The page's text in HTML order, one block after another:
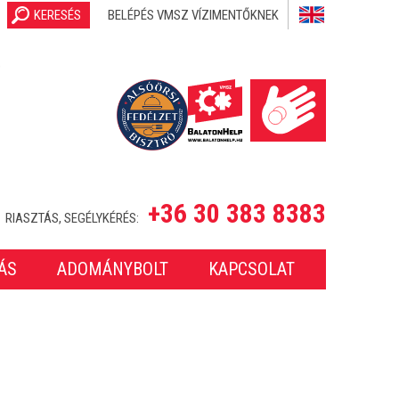
KERESÉS BELÉPÉS VMSZ VÍZIMENTŐKNEK
RIASZTÁS, SEGÉLYKÉRÉS: +36 30 383 8383
ADOMÁNYBOLT KAPCSOLAT